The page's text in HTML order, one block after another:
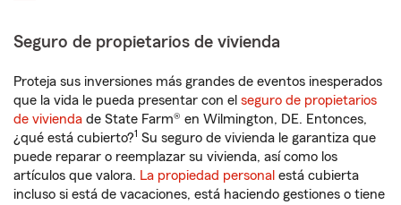
Seguro de propietarios de vivienda
Proteja sus inversiones más grandes de eventos inesperados
que la vida le pueda presentar con el seguro de propietarios
de vivienda de State Farm® en Wilmington, DE. Entonces,
¿qué está cubierto?1 Su seguro de vivienda le garantiza que
puede reparar o reemplazar su vivienda, así como los
artículos que valora. La propiedad personal está cubierta
incluso si está de vacaciones, está haciendo gestiones o tiene